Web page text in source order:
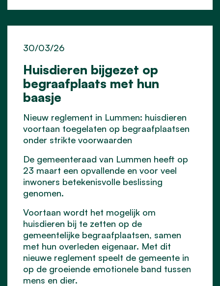
Huisdieren bijgezet op
begraafplaats met hun
baasje
30/03/26
Nieuw reglement in Lummen: huisdieren
voortaan toegelaten op begraafplaatsen
onder strikte voorwaarden
De gemeenteraad van Lummen heeft op
23 maart een opvallende en voor veel
inwoners betekenisvolle beslissing
genomen.
Voortaan wordt het mogelijk om
huisdieren bij te zetten op de
gemeentelijke begraafplaatsen, samen
met hun overleden eigenaar. Met dit
nieuwe reglement speelt de gemeente in
op de groeiende emotionele band tussen
mens en dier.